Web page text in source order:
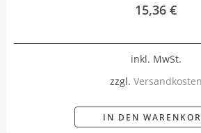
15,36 €
inkl. MwSt.
zzgl. Versandkosten
IN DEN